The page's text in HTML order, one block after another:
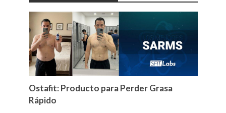
Ostafit: Producto para Perder Grasa
Rápido